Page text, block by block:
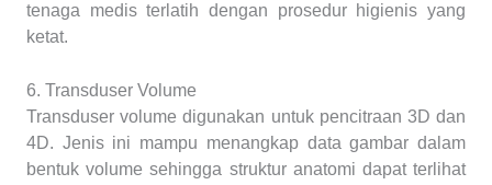
tenaga medis terlatih dengan prosedur higienis yang
ketat.
6. Transduser Volume
Transduser volume digunakan untuk pencitraan 3D dan
4D. Jenis ini mampu menangkap data gambar dalam
bentuk volume sehingga struktur anatomi dapat terlihat